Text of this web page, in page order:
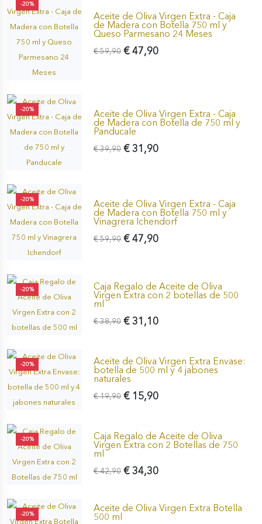
-20%
Aceite de Oliva Virgen Extra - Caja
de Madera con Botella 750 ml y
Queso Parmesano 24 Meses
€ 47,90
€ 59,90
-20% Aceite de Oliva Virgen Extra - Caja
de Madera con Botella de 750 ml y
Panducale
€ 31,90
€ 39,90
-20% Aceite de Oliva Virgen Extra - Caja
de Madera con Botella 750 ml y
Vinagrera Ichendorf
€ 47,90
€ 59,90
-20% Caja Regalo de Aceite de Oliva
Virgen Extra con 2 botellas de 500
ml
€ 31,10
€ 38,90
-20% Aceite de Oliva Virgen Extra Envase:
botella de 500 ml y 4 jabones
naturales
€ 15,90
€ 19,90
-20% Caja Regalo de Aceite de Oliva
Virgen Extra con 2 Botellas de 750
ml
€ 34,30
€ 42,90
-20%
Aceite de Oliva Virgen Extra Botella
500 ml